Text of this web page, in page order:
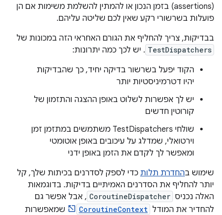
(assertions) בזמן הנכון או להמתין להשלמת משימות אם הן
פועלות בשרשורי רקע שאין לכם שליטה עליהם.
בבדיקות, צריך להחליף את הגורם האחראי הזה במכונות של
TestDispatchers . יש לכך כמה יתרונות:
הקוד יפעל בשרשור בדיקה יחיד, כך שהבדיקות
יהיו דטרמיניסטיות יותר
יש לך אפשרות לשלוט באופן ההצגה והתזמון של
קורוטין חדשים
שולחי TestDispatchers משתמשים במתזמן זמן
וירטואלי, שמדלג על עיכובים באופן אוטומטי
ומאפשר לך לקדם את הזמן באופן ידני
שימוש בהחדרת תלות כדי לספק לסדרנים בכיתות שלך, קל
יותר להחליף את הסדרנים האמיתיים בדיקות. בדוגמאות
האלה נכניס CoroutineDispatcher , אבל אפשר גם
להחדיר את המודל CoroutineContext
שמאפשרות